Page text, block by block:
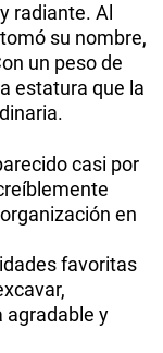
radiante. Al
su nombre,
un peso de
estatura que la
casi por
en
favoritas
agradable y